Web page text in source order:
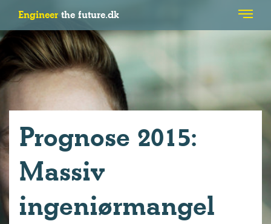
Engineer the future.dk
Prognose 2015:
Massiv
ingeniørmangel